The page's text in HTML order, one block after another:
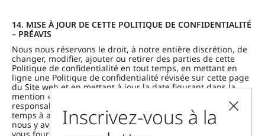
14. MISE À JOUR DE CETTE POLITIQUE DE CONFIDENTIALITÉ
– PRÉAVIS
Nous nous réservons le droit, à notre entière discrétion, de
changer, modifier, ajouter ou retirer des parties de cette
Politique de confidentialité en tout temps, en mettant en
ligne une Politique de confidentialité révisée sur cette page
du Site web et en mettant à jour la date figurant dans la
mention « Dernière modification » ci-dessous. Il est de votre
responsabilité de revoir cette Politique de confidentialité de
temps à autres et de prendre note des modifications que
nous y avons apportées. Dans certains cas, nous pouvons
Inscrivez-vous à la